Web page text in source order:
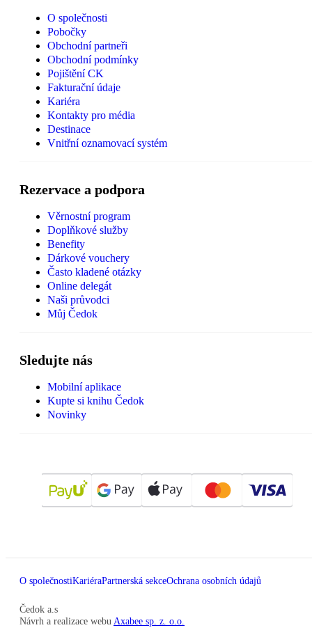
O společnosti
Pobočky
Obchodní partneři
Obchodní podmínky
Pojištění CK
Fakturační údaje
Kariéra
Kontakty pro média
Destinace
Vnitřní oznamovací systém
Rezervace a podpora
Věrnostní program
Doplňkové služby
Benefity
Dárkové vouchery
Často kladené otázky
Online delegát
Naši průvodci
Můj Čedok
Sledujte nás
Mobilní aplikace
Kupte si knihu Čedok
Novinky
O společnostiKariéraPartnerská sekceOchrana osobních údajů
Čedok a.s
Návrh a realizace webu Axabee sp. z. o.o.